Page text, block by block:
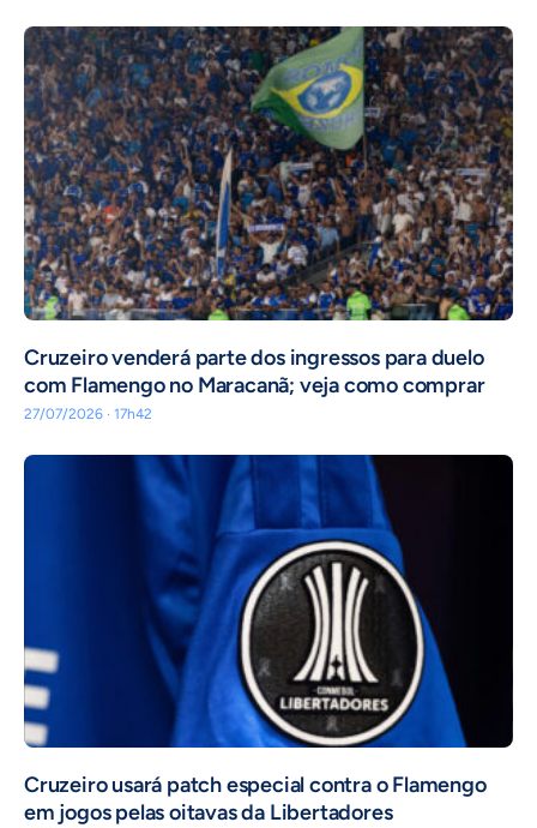
Cruzeiro venderá parte dos ingressos para duelo
com Flamengo no Maracanã; veja como comprar
27/07/2026 · 17h42
Cruzeiro usará patch especial contra o Flamengo
em jogos pelas oitavas da Libertadores